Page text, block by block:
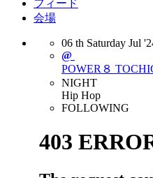
フィード
会場
06 th Saturday Jul
@
POWER８
NIGHT
Hip Hop
FOLLOWING